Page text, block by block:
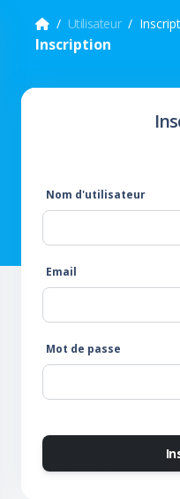
Utilisateur
Inscription
Nom d'utilisateur
Email
Mot de passe